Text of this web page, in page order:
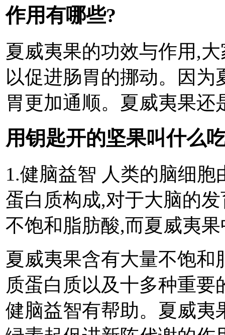
作用有哪些?
夏威夷果的功效与作用,
以促进肠胃的挪动。因
胃更加通顺。夏威夷果还
用钥匙开的坚果叫什么
1.健脑益智 人类的脑细胞
蛋白质构成,对于大脑的
不饱和脂肪酸,而夏威夷
夏威夷果含有大量不饱和
质蛋白质以及十多种重
健脑益智有帮助。夏威夷